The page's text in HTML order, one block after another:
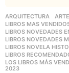
ARQUITECTURA ,
LIBROS MAS
LIBROS NOVEDADES
LIBROS NOVEDADES
LIBROS NOVELA
LIBROS
LOS LIBROS MÁS
2023